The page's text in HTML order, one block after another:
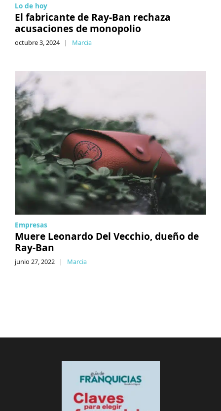
Lo de hoy
El fabricante de Ray-Ban rechaza
acusaciones de monopolio
octubre 3, 2024 | Marcia
Empresas
Muere Leonardo Del Vecchio, dueño de
Ray-Ban
junio 27, 2022 | Marcia